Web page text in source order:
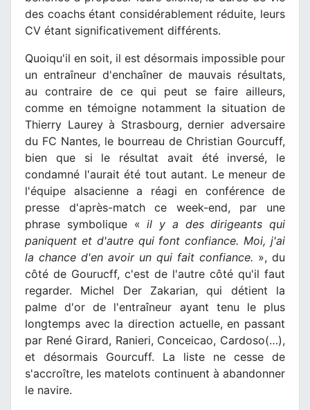
des coachs étant considérablement réduite, leurs
CV étant significativement différents.
Quoiqu'il en soit, il est désormais impossible pour
un entraîneur d'enchaîner de mauvais résultats,
au contraire de ce qui peut se faire ailleurs,
comme en témoigne notamment la situation de
Thierry Laurey à Strasbourg, dernier adversaire
du FC Nantes, le bourreau de Christian Gourcuff,
bien que si le résultat avait été inversé, le
condamné l'aurait été tout autant. Le meneur de
l'équipe alsacienne a réagi en conférence de
presse d'après-match ce week-end, par une
phrase symbolique «il y a des dirigeants qui
paniquent et d'autre qui font confiance. Moi, j'ai
la chance d'en avoir un qui fait confiance. », du
côté de Gourucff, c'est de l'autre côté qu'il faut
regarder. Michel Der Zakarian, qui détient la
palme d'or de l'entraîneur ayant tenu le plus
longtemps avec la direction actuelle, en passant
par René Girard, Ranieri, Conceicao, Cardoso(…),
et désormais Gourcuff. La liste ne cesse de
s'accroître, les matelots continuent à abandonner
le navire.